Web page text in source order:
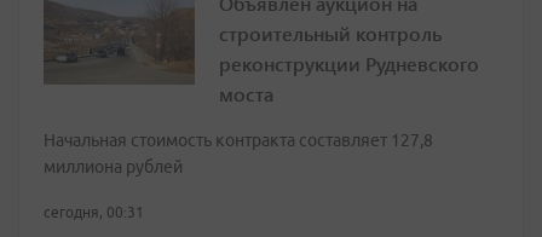
строительный контроль
реконструкции Рудневского
моста
Начальная стоимость контракта составляет 127,8
миллиона рублей
сегодня, 00:31